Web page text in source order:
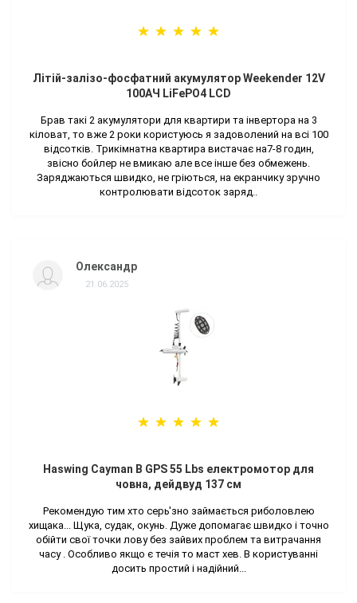
Літій-залізо-фосфатний акумулятор Weekender 12V
100AЧ LiFePO4 LCD
Брав такі 2 акумулятори для квартири та інвертора на 3
кіловат, то вже 2 роки користуюсь я задоволений на всі 100
відсотків. Трикімнатна квартира вистачає на7-8 годин,
звісно бойлер не вмикаю але все інше без обмежень.
Заряджаються швидко, не гріються, на екранчику зручно
контролювати відсоток заряд..
Олександр
21.06.2025
Haswing Cayman B GPS 55 Lbs електромотор для
човна, дейдвуд 137 см
Рекомендую тим хто серь'зно займається риболовлею
хищака... Щука, судак, окунь. Дуже допомагає швидко і точно
обійти свої точки лову без зайвих проблем та витрачання
часу . Особливо якщо є течія то маст хев. В користуванні
досить простий і надійний...